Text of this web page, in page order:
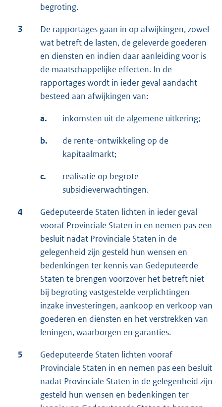
begroting.
3
De rapportages gaan in op afwijkingen, zowel
wat betreft de lasten, de geleverde goederen
en diensten en indien daar aanleiding voor is
de maatschappelijke effecten. In de
rapportages wordt in ieder geval aandacht
besteed aan afwijkingen van:
a. inkomsten uit de algemene uitkering;
b.
de rente-ontwikkeling op de
kapitaalmarkt;
c.
realisatie op begrote
subsidieverwachtingen.
4
Gedeputeerde Staten lichten in ieder geval
vooraf Provinciale Staten in en nemen pas een
besluit nadat Provinciale Staten in de
gelegenheid zijn gesteld hun wensen en
bedenkingen ter kennis van Gedeputeerde
Staten te brengen voorzover het betreft niet
bij begroting vastgestelde verplichtingen
inzake investeringen, aankoop en verkoop van
goederen en diensten en het verstrekken van
leningen, waarborgen en garanties.
5
Gedeputeerde Staten lichten vooraf
Provinciale Staten in en nemen pas een besluit
nadat Provinciale Staten in de gelegenheid zijn
gesteld hun wensen en bedenkingen ter